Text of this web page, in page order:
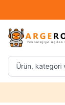
Ürün, kategori